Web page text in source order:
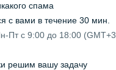
спама
с вами в течение 30 мин.
Пт с 9:00 до 18:00 (GMT+3,
решим вашу задачу